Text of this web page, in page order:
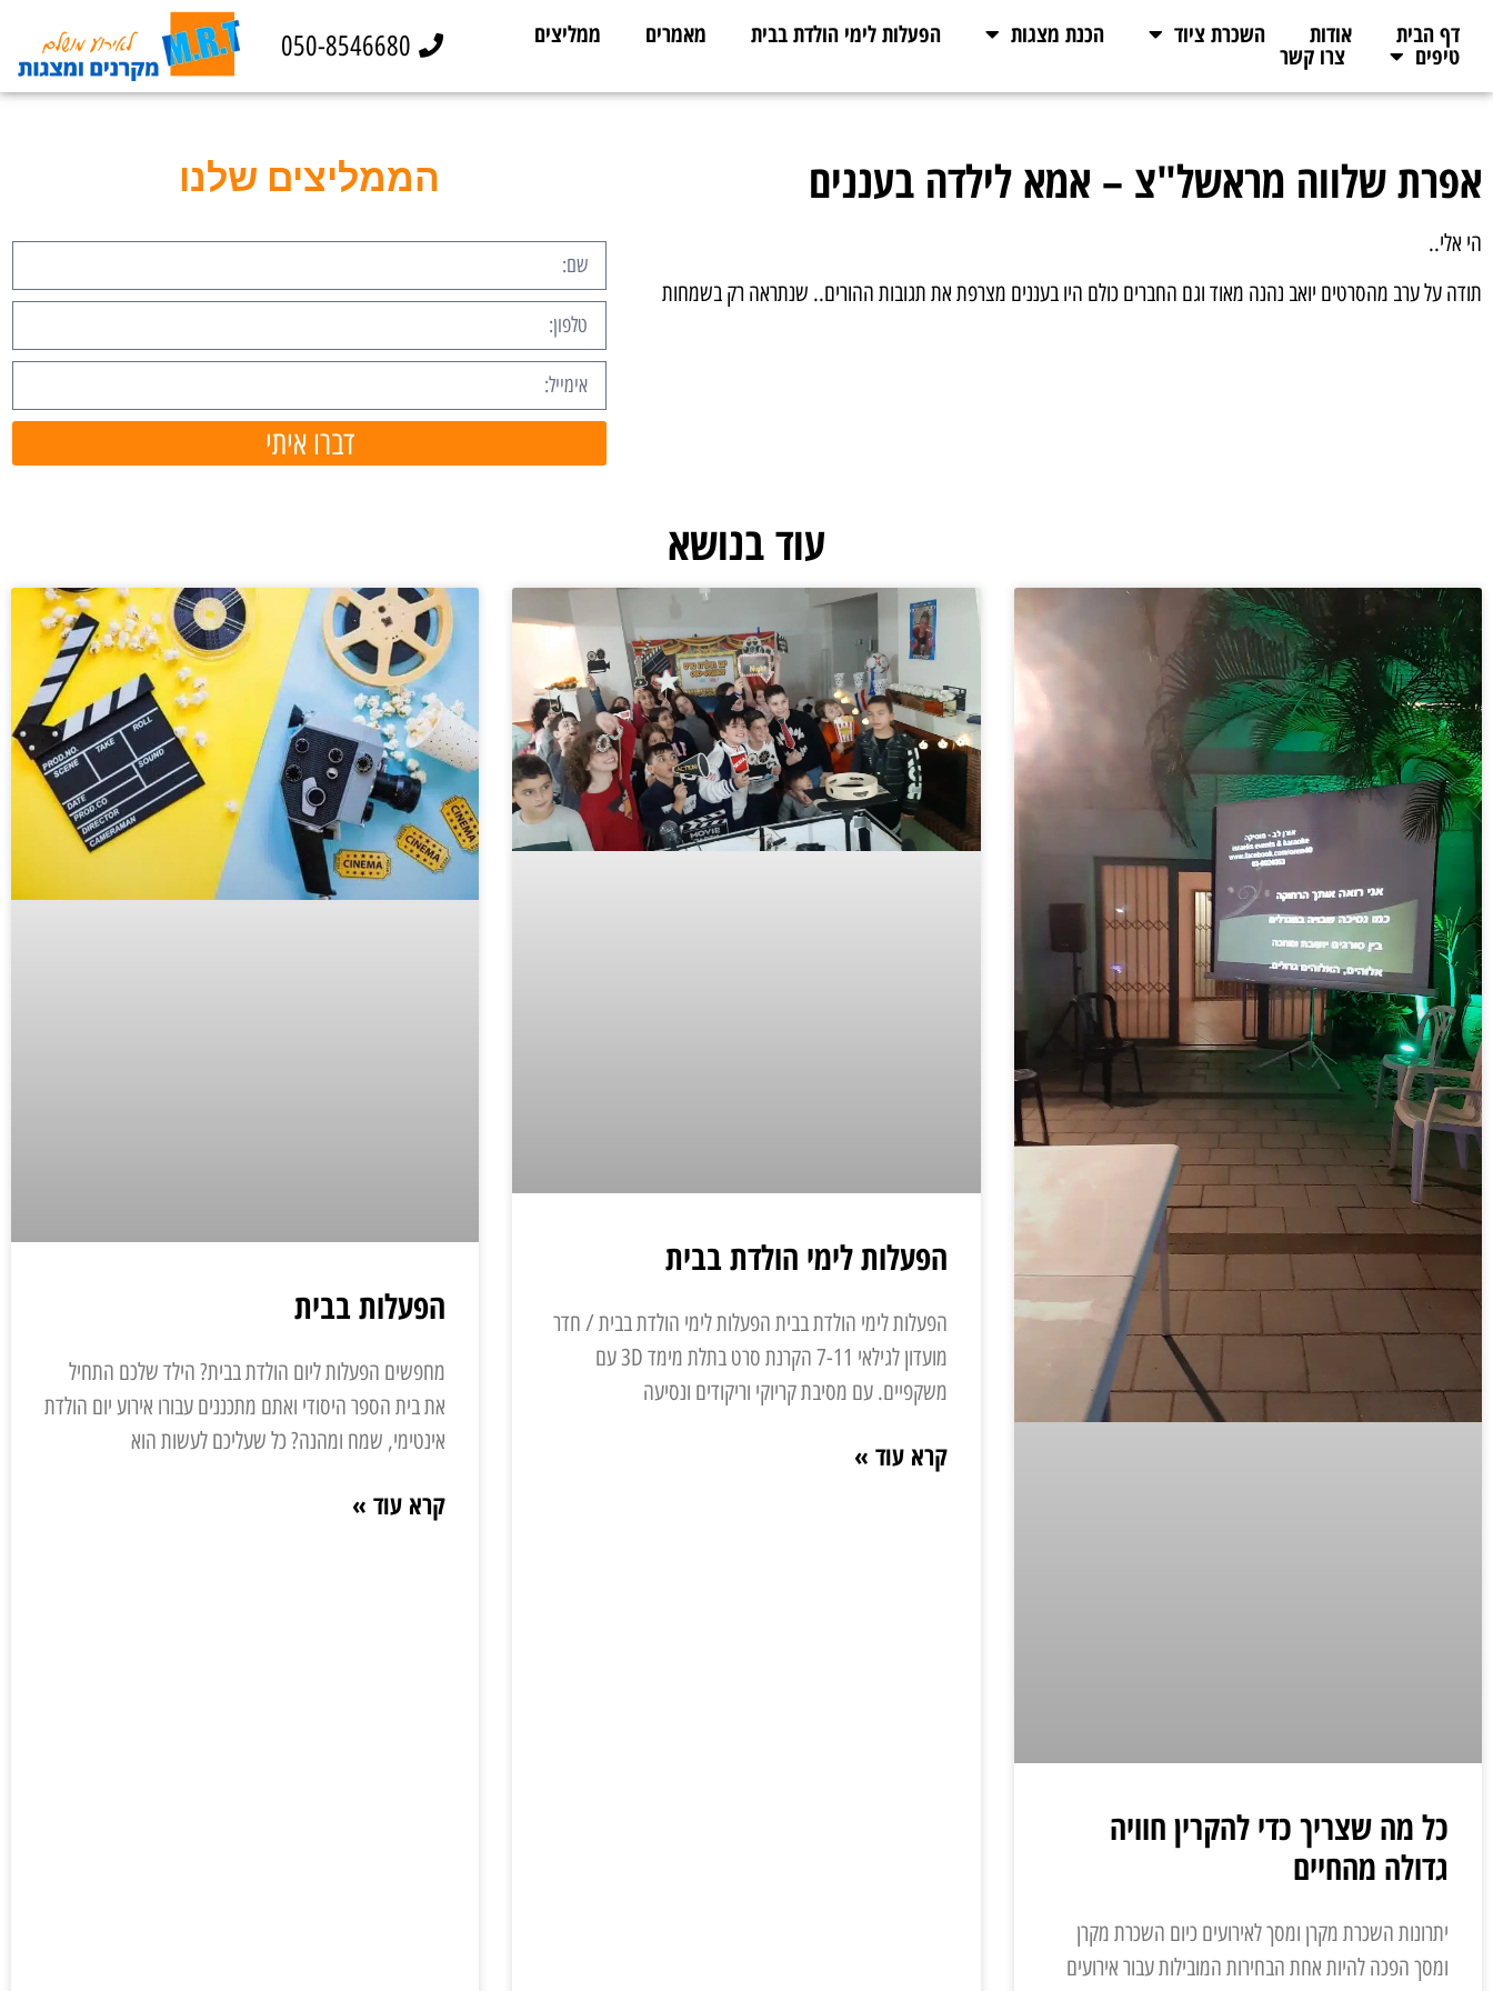
דף הבית אודות השכרת ציוד הכנת מצגות הפעלות לימי הולדת בבית מאמרים ממליצים
טיפים צרו קשר 050-8546680
אפרת שלווה מראשל"צ – אמא לילדה בעננים
הי אלי..
תודה על ערב מהסרטים יואב נהנה מאוד וגם החברים כולם היו בעננים מצרפת את תגובות ההורים.. שנתראה רק בשמחות
הממליצים שלנו
דברו איתי
עוד בנושא
כל מה שצריך כדי להקרין חוויה
גדולה מהחיים
יתרונות השכרת מקרן ומסך לאירועים כיום השכרת מקרן
ומסך הפכה להיות אחת הבחירות המובילות עבור אירועים
הפעלות לימי הולדת בבית
הפעלות לימי הולדת בבית הפעלות לימי הולדת בבית / חדר
מועדון לגילאי 7-11 הקרנת סרט בתלת מימד 3D עם
משקפיים. עם מסיבת קריוקי וריקודים ונסיעה
קרא עוד »
הפעלות בבית
מחפשים הפעלות ליום הולדת בבית? הילד שלכם התחיל
את בית הספר היסודי ואתם מתכננים עבורו אירוע יום הולדת
אינטימי, שמח ומהנה? כל שעליכם לעשות הוא
קרא עוד »